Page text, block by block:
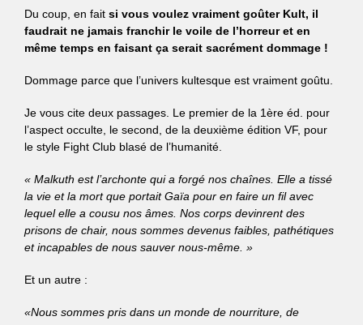
Du coup, en fait si vous voulez vraiment goûter Kult, il
faudrait ne jamais franchir le voile de l’horreur et en
même temps en faisant ça serait sacrément dommage !
Dommage parce que l’univers kultesque est vraiment goûtu.
Je vous cite deux passages. Le premier de la 1ère éd . pour
l’aspect occulte, le second , de la deuxième édition VF, pour
le style Fight Club blasé de l’humanité.
« Malkuth est l’archonte qui a forgé nos chaînes. Elle a tissé
la vie et la mort que portait Gaïa pour en faire un fil avec
lequel elle a cousu nos âmes. Nos corps devinrent des
prisons de chair, nous sommes devenus faibles, pathétiques
et incapables de nous sauver nous-même. »
Et un autre :
«Nous sommes pris dans un monde de nourriture, de